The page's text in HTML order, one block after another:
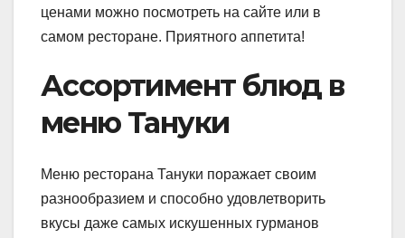
ценами можно посмотреть на сайте или в
самом ресторане. Приятного аппетита!
Ассортимент блюд в
меню Тануки
Меню ресторана Тануки поражает своим
разнообразием и способно удовлетворить
вкусы даже самых искушенных гурманов